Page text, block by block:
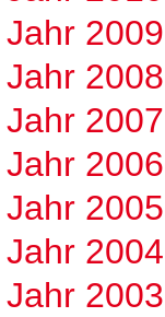
Jahr 2009
Jahr 2008
Jahr 2007
Jahr 2006
Jahr 2005
Jahr 2004
Jahr 2003